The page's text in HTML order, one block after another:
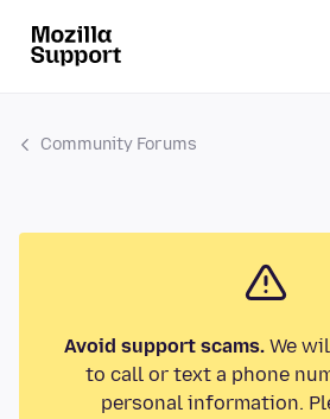
Community Forums
Avoid support scams.We
to call or text a phone
personal information.